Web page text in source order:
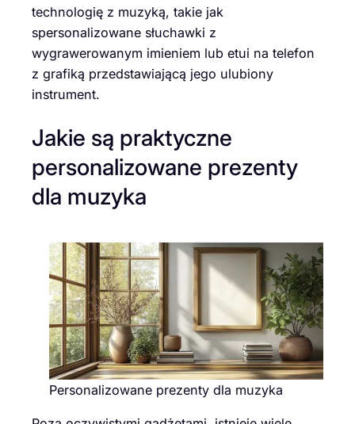
technologię z muzyką, takie jak
spersonalizowane słuchawki z
wygrawerowanym imieniem lub etui na telefon
z grafiką przedstawiającą jego ulubiony
instrument.
Jakie są praktyczne
personalizowane prezenty
dla muzyka
Personalizowane prezenty dla muzyka